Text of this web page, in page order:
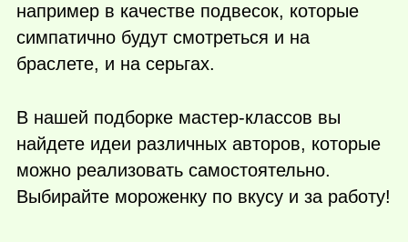
например в качестве подвесок, которые
симпатично будут смотреться и на
браслете, и на серьгах.
В нашей подборке мастер-классов вы
найдете идеи различных авторов, которые
можно реализовать самостоятельно.
Выбирайте мороженку по вкусу и за работу!